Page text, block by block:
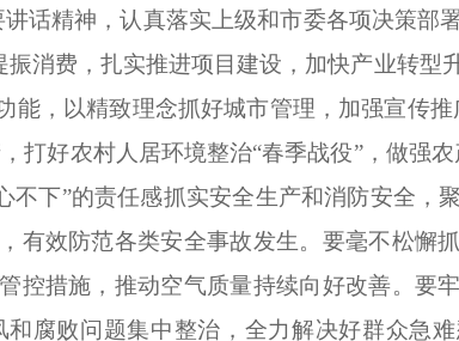
话精神，认真落实上级和市委各项决策部
消费，扎实推进项目建设，加快产业转型
，以精致理念抓好城市管理，加强宣传
打好农村人居环境整治“春季战役”，做强
下”的责任感抓实安全生产和消防安全，
有效防范各类安全事故发生。要毫不松懈
控措施，推动空气质量持续向好改善。要
腐败问题集中整治，全力解决好群众急